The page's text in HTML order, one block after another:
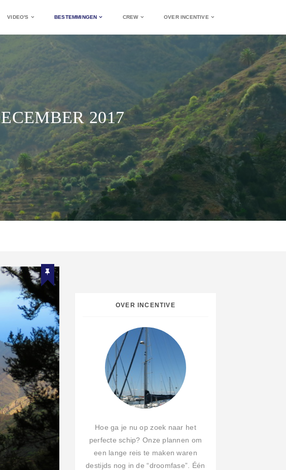
VIDEO'S BESTEMMINGEN CREW OVER INCENTIVE
2017
OVER INCENTIVE
Hoe ga je nu op zoek naar het
perfecte schip? Onze plannen om
een lange reis te maken waren
destijds nog in de “droomfase”. Één